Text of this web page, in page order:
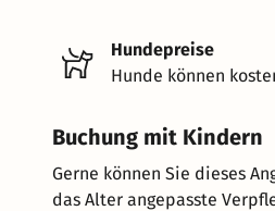
Hundepreise
Hunde können
Buchung mit Kindern
Gerne können Sie dieses
das Alter angepasste